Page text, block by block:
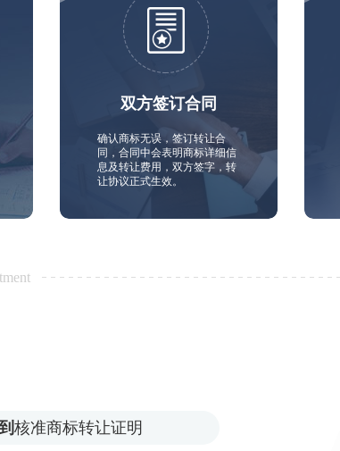
双方签订合同
确认商标无误，签订转让合
同，合同中会表明商标详细信
息及转让费用，双方签字，转
让协议正式生效。
核准商标转让证明